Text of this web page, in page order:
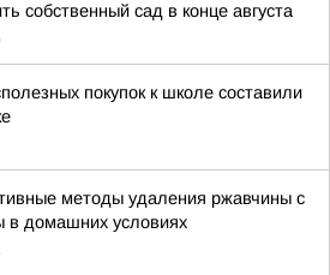
собственный сад в конце августа
покупок к школе составили
методы удаления ржавчины с
в домашних условиях